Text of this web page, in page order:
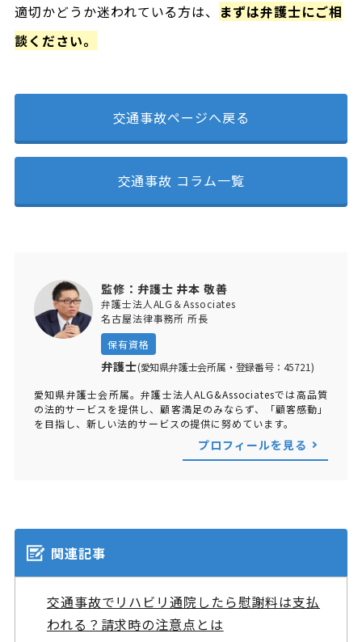
適切かどうか迷われている方は、
まずは弁護士にご相
談ください。
交通事故ページへ戻る
交通事故 コラム一覧
監修：弁護士 井本 敬善
弁護士法人ALG＆Associates
名古屋法律事務所 所長
保有資格
弁護士(愛知県弁護士会所属・登録番号：45721)
愛知県弁護士会所属。弁護士法人ALG&Associatesでは高品質
の法的サービスを提供し、顧客満足のみならず、「顧客感動」
を目指し、新しい法的サービスの提供に努めています。
プロフィールを見る
関連記事
交通事故でリハビリ通院したら慰謝料は支払
われる？請求時の注意点とは